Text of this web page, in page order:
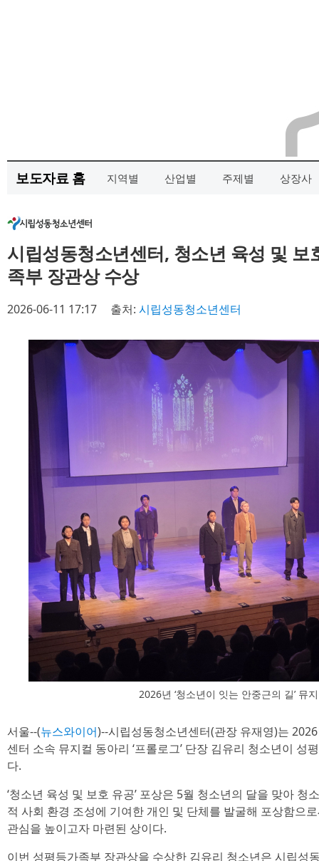
보도자료 홈 지역별 산업별 주제별 상장사
시립성동청소년센터, 청소년 육성 및 보
족부 장관상 수상
2026-06-11 17:17 출처: 시립성동청소년센터
2026년 ‘청소년이 잇는 안중근의 길’ 뮤
서울--(뉴스와이어)--시립성동청소년센터(관장 유재영)는
센터 소속 뮤지컬 동아리 ‘프롤로그’ 단장 김유리 청소년이 성
다.
‘청소년 육성 및 보호 유공’ 포상은 5월 청소년의 달을 맞아
적 사회 환경 조성에 기여한 개인 및 단체를 발굴해 포상함으
관심을 높이고자 마련된 상이다.
이번 성평등가족부 장관상을 수상한 김유리 청소년은 시립성